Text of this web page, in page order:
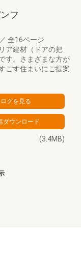
フ
／ 全16ページ
ア建材（ドアの把
す。さまざまな方が
ごす住まいにご提案
(3.4MB)